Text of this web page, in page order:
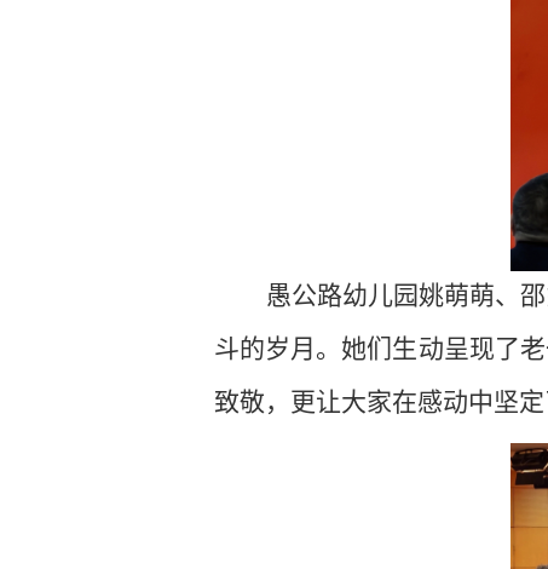
愚公路幼儿园姚萌萌、
斗的岁月。她们生动呈现了
致敬，更让大家在感动中坚